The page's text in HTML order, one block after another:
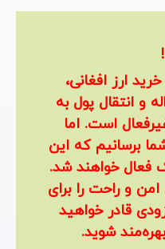
ارز افغانی،
و انتقال پول به
است. اما
برسانیم که این
فعال خواهند شد.
و راحت را برای
قادر خواهید
شوید.